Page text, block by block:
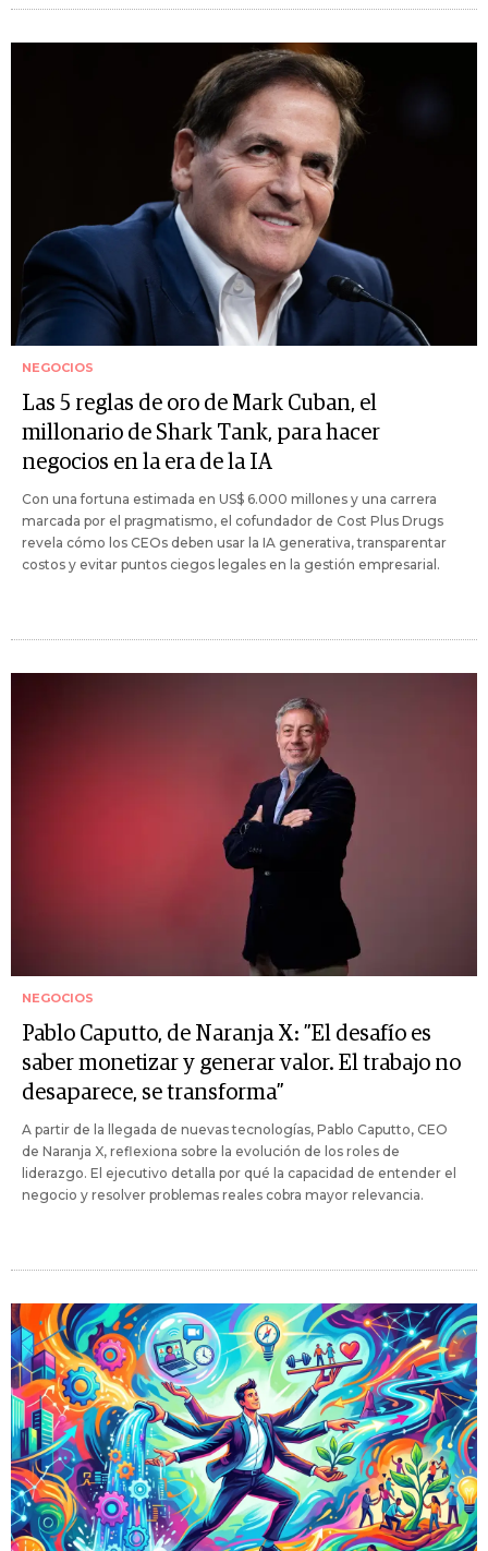
NEGOCIOS
Las 5 reglas de oro de Mark Cuban, el
millonario de Shark Tank, para hacer
negocios en la era de la IA
Con una fortuna estimada en US$ 6.000 millones y una carrera
marcada por el pragmatismo, el cofundador de Cost Plus Drugs
revela cómo los CEOs deben usar la IA generativa, transparentar
costos y evitar puntos ciegos legales en la gestión empresarial.
NEGOCIOS
Pablo Caputto, de Naranja X: ”El desafío es
saber monetizar y generar valor. El trabajo no
desaparece, se transforma”
A partir de la llegada de nuevas tecnologías, Pablo Caputto, CEO
de Naranja X, reflexiona sobre la evolución de los roles de
liderazgo. El ejecutivo detalla por qué la capacidad de entender el
negocio y resolver problemas reales cobra mayor relevancia.